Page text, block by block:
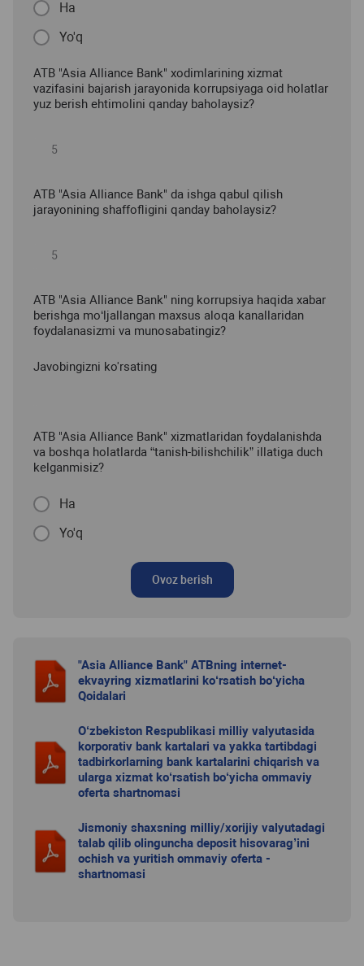
Ha
Yo'q
ATB "Asia Alliance Bank" xodimlarining xizmat
vazifasini bajarish jarayonida korrupsiyaga oid holatlar
yuz berish ehtimolini qanday baholaysiz?
ATB "Asia Alliance Bank" da ishga qabul qilish
jarayonining shaffofligini qanday baholaysiz?
ATB "Asia Alliance Bank" ning korrupsiya haqida xabar
berishga mo‘ljallangan maxsus aloqa kanallaridan
foydalanasizmi va munosabatingiz?
Javobingizni ko'rsating
ATB "Asia Alliance Bank" xizmatlaridan foydalanishda
va boshqa holatlarda “tanish-bilishchilik” illatiga duch
kelganmisiz?
Ha
Yo'q
Ovoz berish
"Asia Alliance Bank" ATBning internet-
ekvayring xizmatlarini ko‘rsatish bo‘yicha
Qoidalari
O‘zbekiston Respublikasi milliy valyutasida
korporativ bank kartalari va yakka tartibdagi
tadbirkorlarning bank kartalarini chiqarish va
ularga xizmat ko‘rsatish bo‘yicha ommaviy
oferta shartnomasi
Jismoniy shaxsning milliy/xorijiy valyutadagi
talab qilib olinguncha deposit hisovarag’ini
ochish va yuritish ommaviy oferta -
shartnomasi